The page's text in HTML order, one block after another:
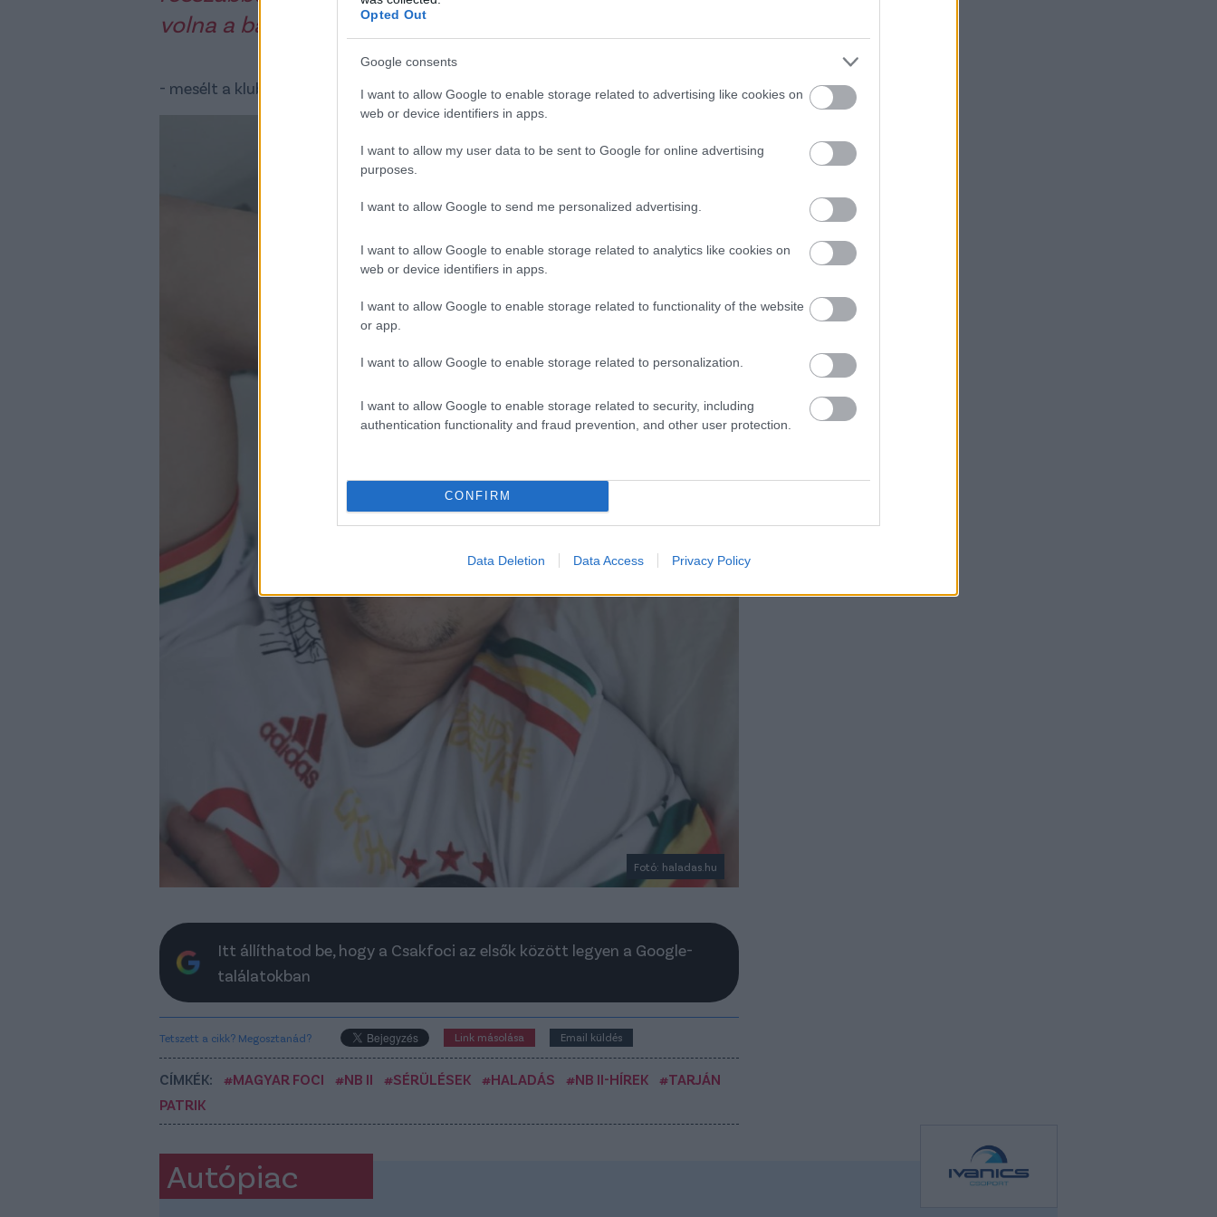
Opted Out
Google consents
I want to allow Google to enable storage related to advertising like cookies on
web or device identifiers in apps.
I want to allow my user data to be sent to Google for online advertising
purposes.
I want to allow Google to send me personalized advertising.
I want to allow Google to enable storage related to analytics like cookies on
web or device identifiers in apps.
I want to allow Google to enable storage related to functionality of the website
or app.
I want to allow Google to enable storage related to personalization.
I want to allow Google to enable storage related to security, including
authentication functionality and fraud prevention, and other user protection.
CONFIRM
Data Deletion Data Access Privacy Policy
volna a bal szememre
- mesélt a klubhonlapnak a fiatal bekk,
Fotó: haladas.hu
Itt állíthatod be, hogy a Csakfoci az elsők között legyen a Google-
találatokban
Tetszett a cikk? Megosztanád? Link másolása Email küldés
CÍMKÉK: #MAGYAR FOCI #NB II #SÉRÜLÉSEK #HALADÁS #NB II-HÍREK
#TARJÁN
PATRIK
Autópiac